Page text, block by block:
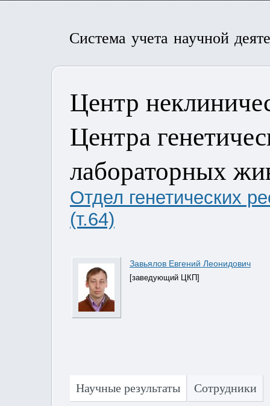
Система учета научной
Центр
Центра
лабораторных
Отдел генетических
(т.64)
Завьялов Евгений Леонидович
[заведующий ЦКП]
Научные результаты Сотрудники